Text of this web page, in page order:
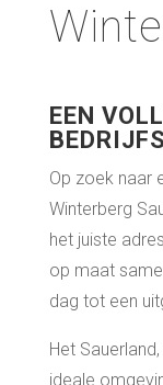
EEN
Op zoek naar
Winterberg
het juiste
op maat
dag tot een
Het
ideale